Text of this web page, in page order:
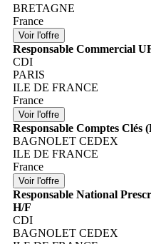
BRETAGNE
France
Responsable Commercial
CDI
PARIS
ILE DE FRANCE
France
Responsable Comptes
BAGNOLET CEDEX
ILE DE FRANCE
France
Responsable National
H/F
CDI
BAGNOLET CEDEX